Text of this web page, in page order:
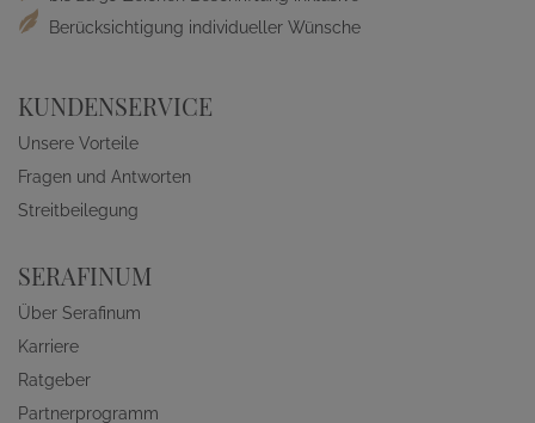
Berücksichtigung individueller Wünsche
KUNDENSERVICE
Unsere Vorteile
Fragen und Antworten
Streitbeilegung
SERAFINUM
Über Serafinum
Karriere
Ratgeber
Partnerprogramm